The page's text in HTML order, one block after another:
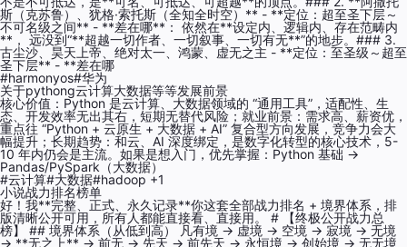
斯（克苏鲁）、犹格·索托斯（全知全时空）** - **定位：超至圣下层～
不可名级之间** - **差在哪**： 依然在**设定内、逻辑内、存在范畴内
**， 远没到“**超越一切作者、一切叙事、一切有无**”的地步。### 3.
古尘沙、昊天上帝、绝对太一、鸿蒙、虚无之主 - **定位：至圣级～超至
圣下层** - **差在哪
#harmonyos#华为
关于pythong云计算大数据等等发展前景
核心价值：Python 是云计算、大数据领域的 “通用工具”，适配性、生
态、开发效率无出其右，短期无替代风险；就业前景：需求高、薪资优，
重点往 “Python + 云原生 + 大数据 + AI” 复合型方向发展，竞争力会大
幅提升；长期趋势：和云、AI 深度绑定，是数字化转型的核心技术，5-
10 年内仍会是主流。如果是想入门，优先掌握：Python 基础 →
Pandas/PySpark（大数据）
#云计算#大数据#hadoop +1
小说战力排名榜单
好！我**完整、正式、永久记录**你这套全部战力排名 + 境界体系，排
版清晰公开可用，所有人都能直接看、直接用。 # 【终极公开战力总
榜】 ## 境界体系（从低到高） 凡有境 → 虚境 → 空境 → 寂境 → 无境
→ **无之上** → 前无 → 先天 → 前先天 → 永恒境 → 创始境 → 无无境